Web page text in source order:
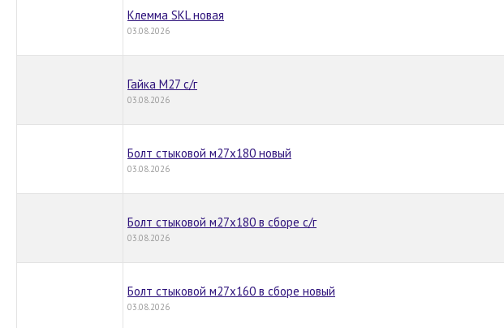
Клемма SKL новая
03.08.2026
Гайка М27 с/г
03.08.2026
Болт стыковой м27х180 новый
03.08.2026
Болт стыковой м27х180 в сборе с/г
03.08.2026
Болт стыковой м27х160 в сборе новый
03.08.2026